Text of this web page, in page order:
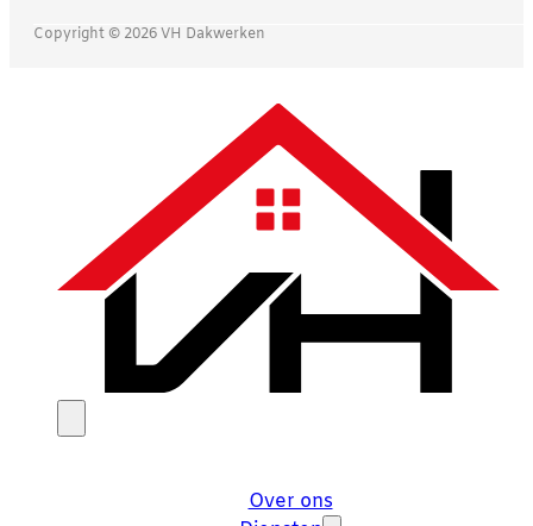
Copyright © 2026 VH Dakwerken
Over ons